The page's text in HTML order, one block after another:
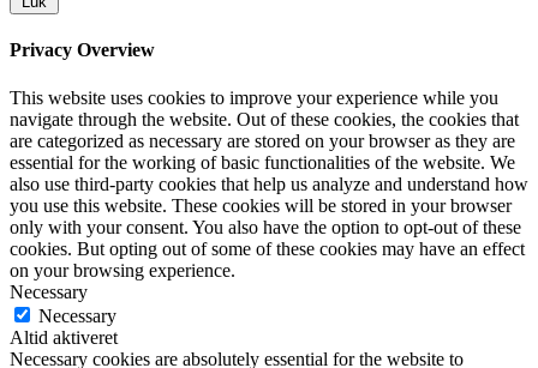
Privacy Overview
This website uses cookies to improve your experience while you
navigate through the website. Out of these cookies, the cookies that
are categorized as necessary are stored on your browser as they are
essential for the working of basic functionalities of the website. We
also use third-party cookies that help us analyze and understand how
you use this website. These cookies will be stored in your browser
only with your consent. You also have the option to opt-out of these
cookies. But opting out of some of these cookies may have an effect
on your browsing experience.
Necessary
Necessary
Altid aktiveret
Necessary cookies are absolutely essential for the website to